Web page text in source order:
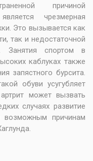
причиной
чрезмерная
Это вызывается как
так и недостаточной
Занятия спортом в
каблуках также
запястного бурсита.
обуви усугубляет
может вызвать
случаях развитие
возможным причинам